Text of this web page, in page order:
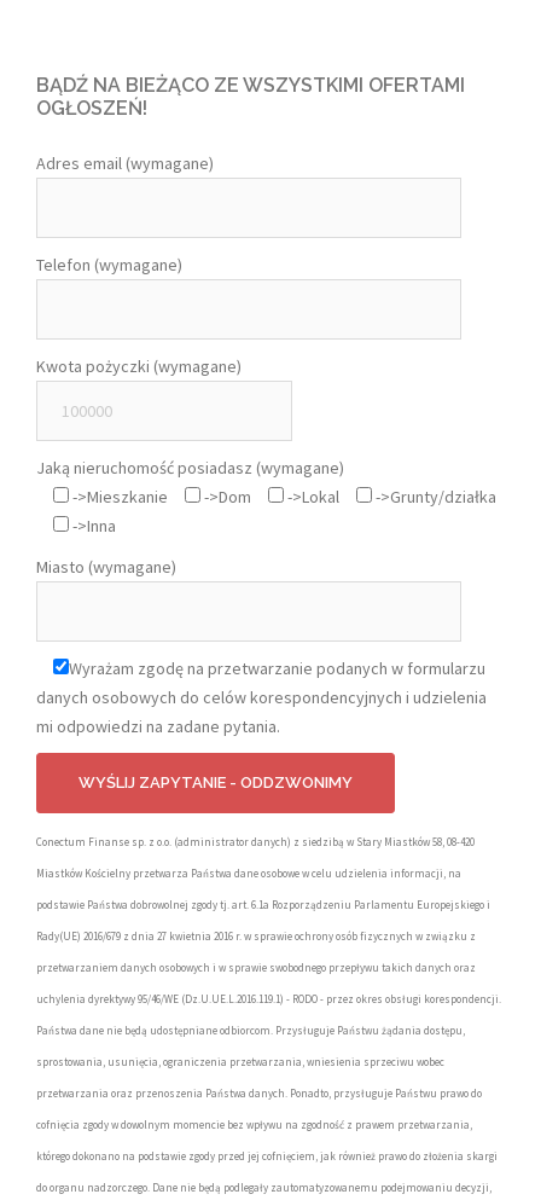
BĄDŹ NA BIEŻĄCO ZE WSZYSTKIMI OFERTAMI
OGŁOSZEŃ!
Adres email (wymagane)
Telefon (wymagane)
Kwota pożyczki (wymagane)
Jaką nieruchomość posiadasz (wymagane)
->Mieszkanie
->Dom ->Lokal
->Grunty/działka
->Inna
Miasto (wymagane)
Wyrażam zgodę na przetwarzanie podanych w formularzu
danych osobowych do celów korespondencyjnych i udzielenia
mi odpowiedzi na zadane pytania.
Conectum Finanse sp. z o.o. (administrator danych) z siedzibą w Stary Miastków 58, 08-420
Miastków Kościelny przetwarza Państwa dane osobowe w celu udzielenia informacji, na
podstawie Państwa dobrowolnej zgody tj. art. 6.1a Rozporządzeniu Parlamentu Europejskiego i
Rady(UE) 2016/679 z dnia 27 kwietnia 2016 r. w sprawie ochrony osób fizycznych w związku z
przetwarzaniem danych osobowych i w sprawie swobodnego przepływu takich danych oraz
uchylenia dyrektywy 95/46/WE (Dz.U.UE.L.2016.119.1) - RODO - przez okres obsługi korespondencji.
Państwa dane nie będą udostępniane odbiorcom. Przysługuje Państwu żądania dostępu,
sprostowania, usunięcia, ograniczenia przetwarzania, wniesienia sprzeciwu wobec
przetwarzania oraz przenoszenia Państwa danych. Ponadto, przysługuje Państwu prawo do
cofnięcia zgody w dowolnym momencie bez wpływu na zgodność z prawem przetwarzania,
którego dokonano na podstawie zgody przed jej cofnięciem, jak również prawo do złożenia skargi
do organu nadzorczego. Dane nie będą podlegały zautomatyzowanemu podejmowaniu decyzji,